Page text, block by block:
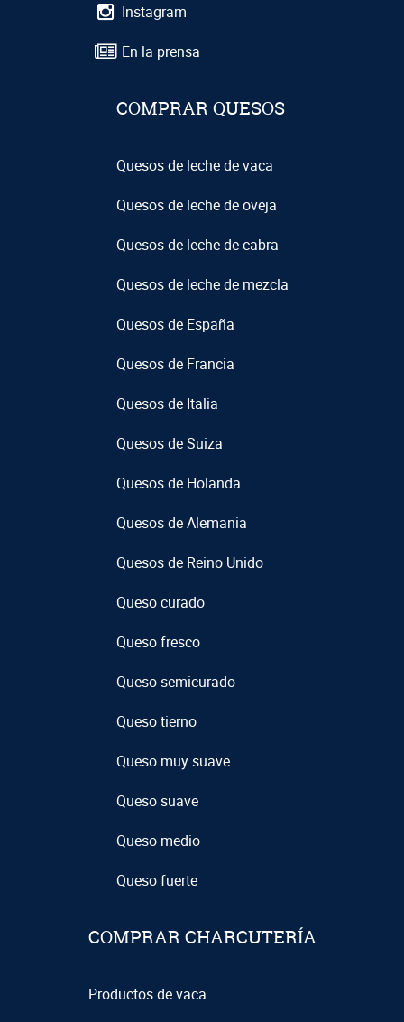
Instagram
En la prensa
COMPRAR QUESOS
Quesos de leche de vaca
Quesos de leche de oveja
Quesos de leche de cabra
Quesos de leche de mezcla
Quesos de España
Quesos de Francia
Quesos de Italia
Quesos de Suiza
Quesos de Holanda
Quesos de Alemania
Quesos de Reino Unido
Queso curado
Queso fresco
Queso semicurado
Queso tierno
Queso muy suave
Queso suave
Queso medio
Queso fuerte
COMPRAR CHARCUTERÍA
Productos de vaca